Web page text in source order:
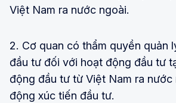
Việt Nam ra nước ngoài.
2. Cơ quan có thẩm quyền quản
đầu tư đối với hoạt động đầu tư
động đầu tư từ Việt Nam ra nước
động xúc tiến đầu tư.